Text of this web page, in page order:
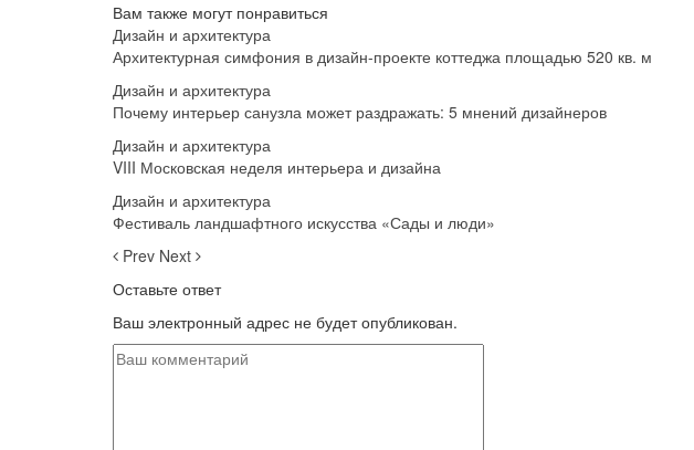
Вам также могут понравиться
Дизайн и архитектура
Архитектурная симфония в дизайн-проекте коттеджа площадью 520 кв. м
Дизайн и архитектура
Почему интерьер санузла может раздражать: 5 мнений дизайнеров
Дизайн и архитектура
VIII Московская неделя интерьера и дизайна
Дизайн и архитектура
Фестиваль ландшафтного искусства «Сады и люди»
Prev Next
Оставьте ответ
Ваш электронный адрес не будет опубликован.